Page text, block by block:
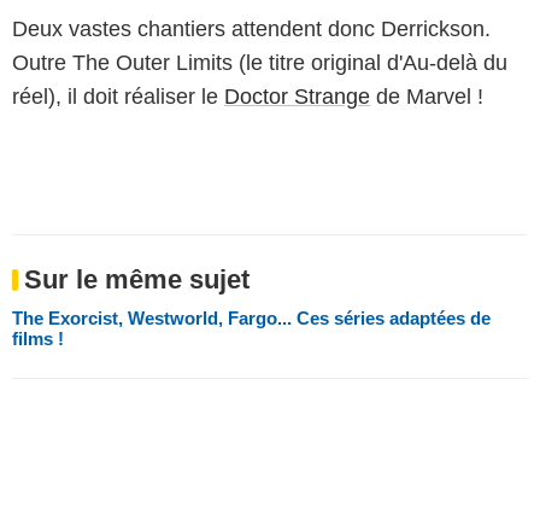
Deux vastes chantiers attendent donc Derrickson.
Outre The Outer Limits (le titre original d'Au-delà du
réel), il doit réaliser le Doctor Strange de Marvel !
Sur le même sujet
The Exorcist, Westworld, Fargo... Ces séries adaptées de
films !